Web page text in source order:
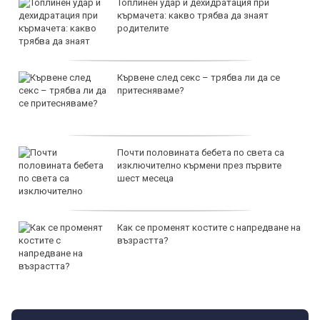
Топлинен удар и дехидратация при
кърмачета: какво трябва да знаят
родителите
Кървене след секс – трябва ли да се
притесняваме?
Почти половината бебета по света са
изключително кърмени през първите
шест месеца
Как се променят костите с напредване на
възрастта?